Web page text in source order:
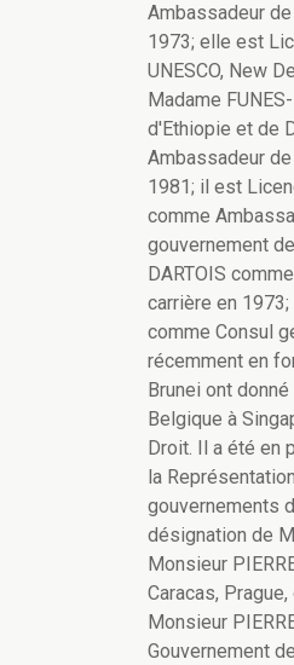
Ambassadeur
1973; elle est
UNESCO, New
Madame
d'Ethiopie et de
Ambassadeur
1981; il est
comme
gouvernement
DARTOIS
carrière en 1973;
comme Consul
récemment en
Brunei ont
Belgique à
Droit. Il a été en
la
gouvernements
désignation de
Monsieur
Caracas,
Monsieur
Gouvernement